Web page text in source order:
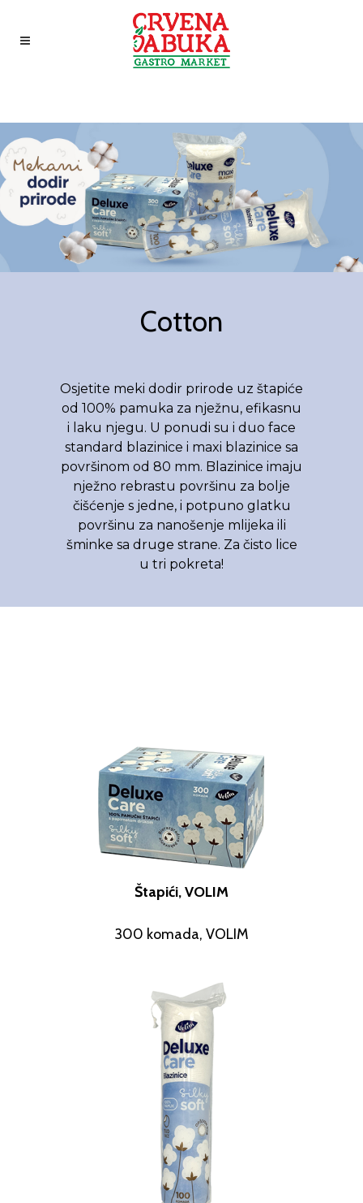
Cotton
Osjetite meki dodir prirode uz štapiće
od 100% pamuka za nježnu, efikasnu
i laku njegu. U ponudi su i duo face
standard blazinice i maxi blazinice sa
površinom od 80 mm. Blazinice imaju
nježno rebrastu površinu za bolje
čišćenje s jedne, i potpuno glatku
površinu za nanošenje mlijeka ili
šminke sa druge strane. Za čisto lice
u tri pokreta!
Štapići, VOLIM
300 komada, VOLIM